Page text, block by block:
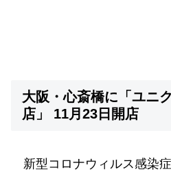
大阪・心斎橋に「ユニ
店」 11月23日開店
新型コロナウィルス感染